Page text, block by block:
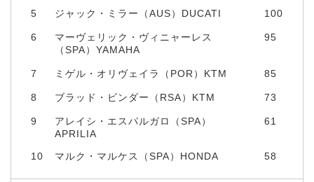
5 ジャック・ミラー（AUS）DUCATI 100
6
マーヴェリック・ヴィニャーレス
（SPA）YAMAHA
95
7 ミゲル・オリヴェイラ（POR）KTM 85
8 ブラッド・ビンダー（RSA）KTM 73
9
アレイシ・エスパルガロ（SPA）
APRILIA
61
10 マルク・マルケス（SPA）HONDA 58